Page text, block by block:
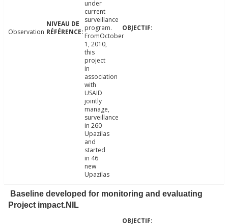
Observation
under
current
surveillance
program.
FromOctober
1, 2010,
this
project
in
association
with
USAID
jointly
manage,
surveillance
in 260
Upazilas
and
started
in 46
new
Upazilas
Baseline developed for monitoring and evaluating
Project impact.NIL